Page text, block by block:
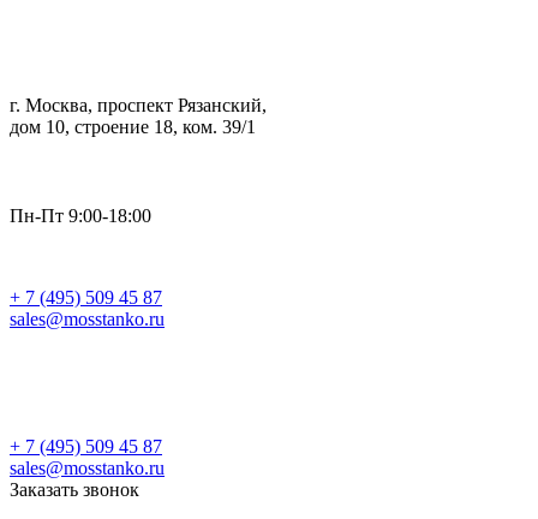
г. Москва, проспект Рязанский,
дом 10, строение 18, ком. 39/1
Пн-Пт 9:00-18:00
+ 7 (495) 509 45 87
sales@mosstanko.ru
+ 7 (495) 509 45 87
sales@mosstanko.ru
Заказать звонок